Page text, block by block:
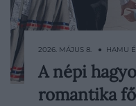
Már a nyitó
látogattak ki a
2026. MÁJUS 8. ● HAMU
A népi
romantika